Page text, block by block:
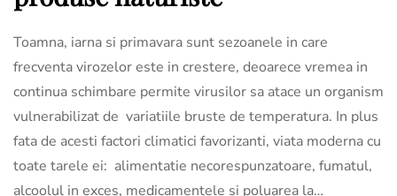
Toamna, iarna si primavara sunt sezoanele in care
frecventa virozelor este in crestere, deoarece vremea in
continua schimbare permite virusilor sa atace un organism
vulnerabilizat de variatiile bruste de temperatura. In plus
fata de acesti factori climatici favorizanti, viata moderna cu
toate tarele ei: alimentatie necorespunzatoare, fumatul,
alcoolul in exces, medicamentele si poluarea la…